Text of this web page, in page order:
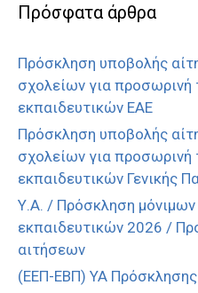
Πρόσφατα άρθρα
Πρόσκληση υποβολής
σχολείων για
εκπαιδευτικών ΕΑΕ
Πρόσκληση υποβολής
σχολείων για
εκπαιδευτικών Γενικής
Υ.Α. / Πρόσκληση μόνιμων
εκπαιδευτικών 2026 /
αιτήσεων
(ΕΕΠ-ΕΒΠ) ΥΑ Πρόσκλησης